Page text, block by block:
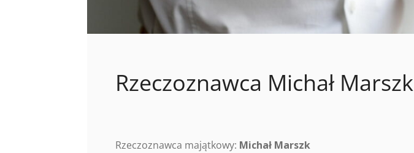
Rzeczoznawca Michał Marszk
Rzeczoznawca majątkowy: Michał Marszk